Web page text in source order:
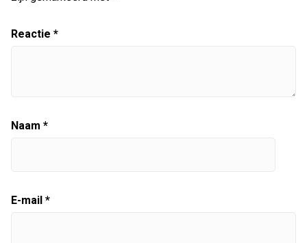
Reactie *
Naam *
E-mail *